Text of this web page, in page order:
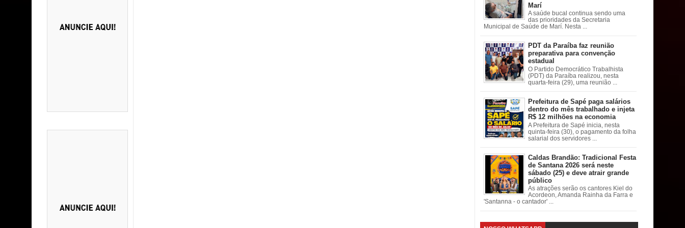
Marí
A saúde bucal continua sendo uma
das prioridades da Secretaria
Municipal de Saúde de Marí. Nesta ...
PDT da Paraíba faz reunião
preparativa para convenção
estadual
O Partido Democrático Trabalhista
(PDT) da Paraíba realizou, nesta
quarta-feira (29), uma reunião ...
Prefeitura de Sapé paga salários
dentro do mês trabalhado e injeta
R$ 12 milhões na economia
A Prefeitura de Sapé inicia, nesta
quinta-feira (30), o pagamento da folha
salarial dos servidores ...
Caldas Brandão: Tradicional Festa
de Santana 2026 será neste
sábado (25) e deve atrair grande
público
As atrações serão os cantores Kiel do
Acordeon, Amanda Rainha da Farra e
'Santanna - o cantador' ...